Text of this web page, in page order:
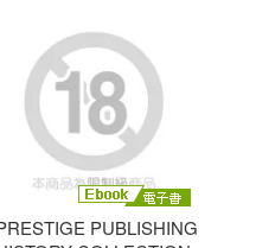
PUBLISHING